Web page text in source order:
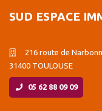
SUD ESPACE
216 route de
31400 TOULOUSE
05 62 88 09 09